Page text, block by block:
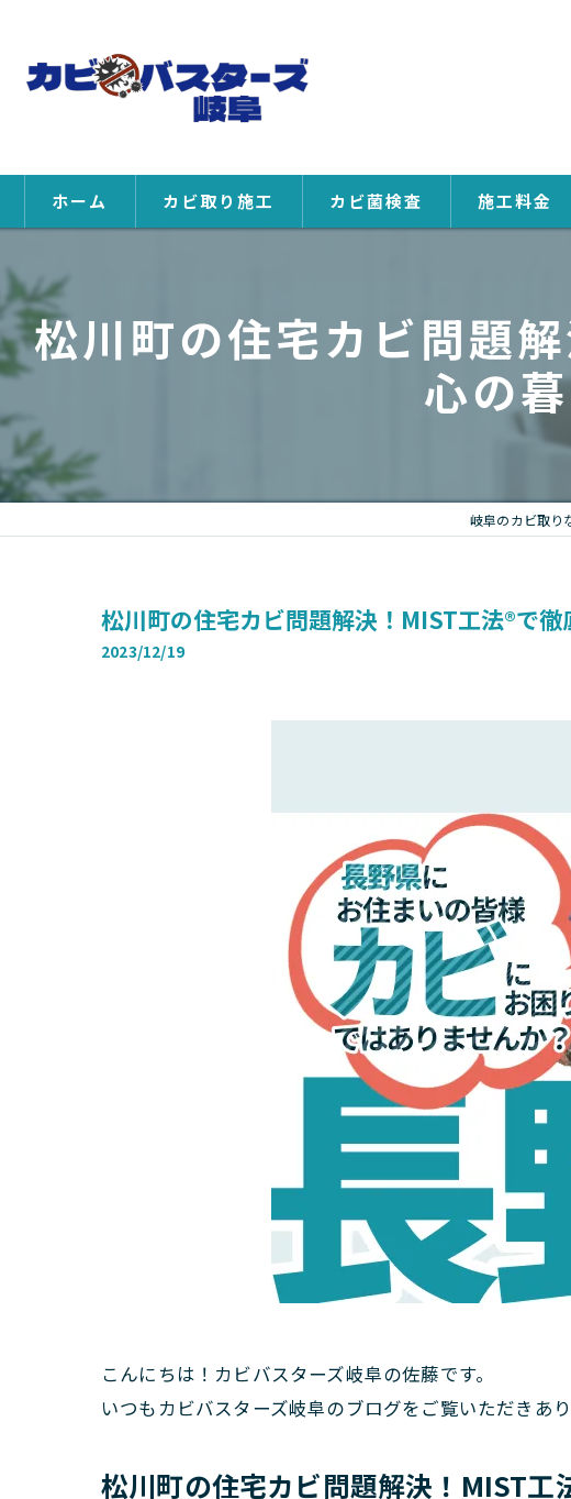
ホーム カビ取り施工 カビ菌検査 施工料金
松川町の住宅カビ問題
心の
岐阜のカビ取り
松川町の住宅カビ問題解決！MIST工法®で
2023/12/19
こんにちは！カビバスターズ岐阜の佐藤です。
いつもカビバスターズ岐阜のブログをご覧いただきあり
松川町の住宅カビ問題解決！MIST工